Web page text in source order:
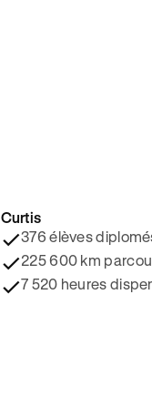
4.9/5 ⭐️
Curtis
376 élèves
225 600 km
7 520 heures